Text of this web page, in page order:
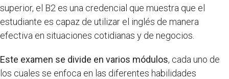
superior, el B2 es una credencial que muestra que el
estudiante es capaz de utilizar el inglés de manera
efectiva en situaciones cotidianas y de negocios.
Este examen se divide en varios módulos, cada uno de
los cuales se enfoca en las diferentes habilidades